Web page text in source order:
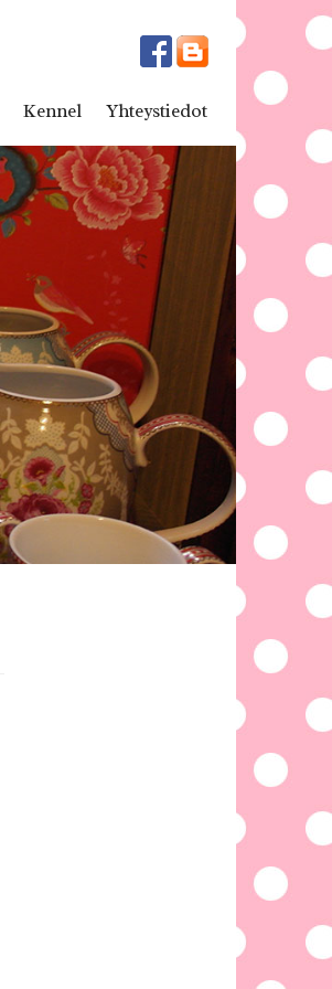
Kennel Yhteystiedot